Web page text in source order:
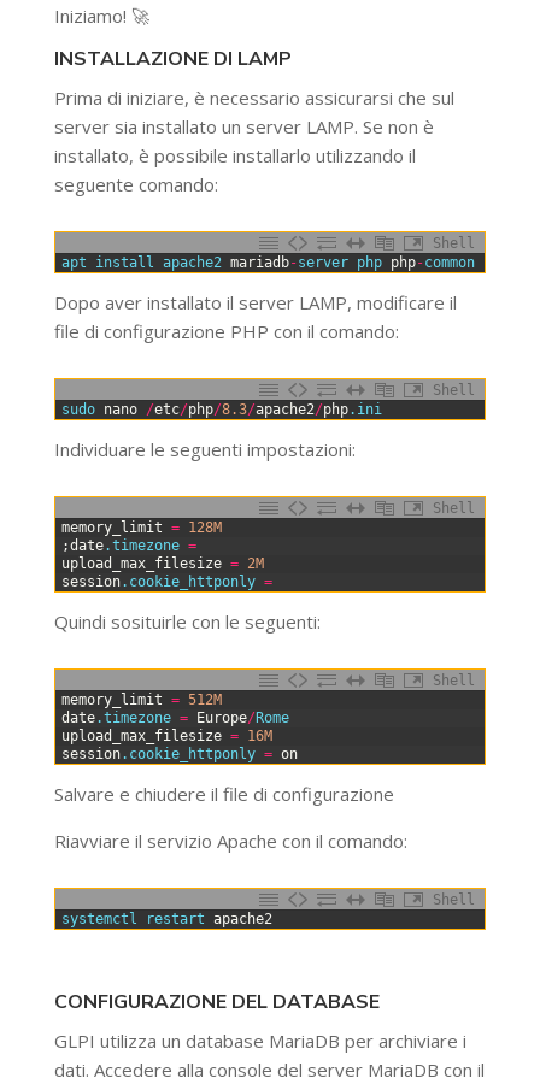
Iniziamo! 🚀
INSTALLAZIONE DI LAMP
Prima di iniziare, è necessario assicurarsi che sul
server sia installato un server LAMP. Se non è
installato, è possibile installarlo utilizzando il
seguente comando:
Shell
apt install apache2 mariadb-server php php-common
Dopo aver installato il server LAMP, modificare il
file di configurazione PHP con il comando:
Shell
sudo nano /etc/php/8.3/apache2/php.ini
Individuare le seguenti impostazioni:
Shell
memory_limit = 128M
;date.timezone =
upload_max_filesize = 2M
session.cookie_httponly =
Quindi sosituirle con le seguenti:
Shell
memory_limit = 512M
date.timezone = Europe/ Rome
upload_max_filesize = 16M
session.cookie_httponly = on
Salvare e chiudere il file di configurazione
Riavviare il servizio Apache con il comando:
Shell
systemctl restart apache2
CONFIGURAZIONE DEL DATABASE
GLPI utilizza un database MariaDB per archiviare i
dati. Accedere alla console del server MariaDB con il